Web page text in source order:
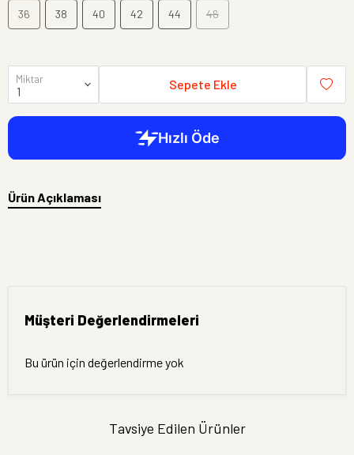
36 38 40 42 44 46
Miktar Sepete Ekle
Ürün Açıklaması
Müşteri Değerlendirmeleri
Bu ürün için değerlendirme yok
Tavsiye Edilen Ürünler